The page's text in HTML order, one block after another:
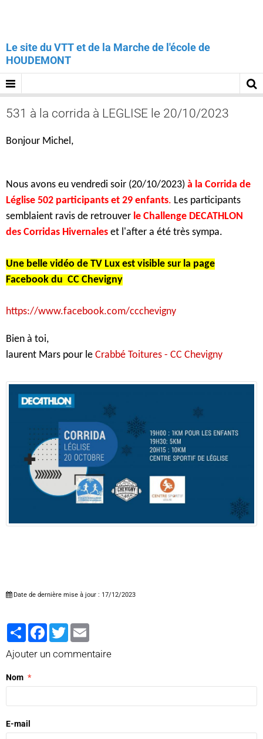
Le site du VTT et de la Marche de l'école de
HOUDEMONT
531 à la corrida à LEGLISE le 20/10/2023
Bonjour Michel,
Nous avons eu vendredi soir (20/10/2023) à la Corrida de
Léglise 502 participants et 29 enfants. Les participants
semblaient ravis de retrouver le Challenge DECATHLON
des Corridas Hivernales et l'after a été très sympa.
Une belle vidéo de TV Lux est visible sur la page
Facebook du CC Chevigny
https://www.facebook.com/ccchevigny
Bien à toi,
laurent Mars pour le Crabbé Toitures - CC Chevigny
Date de dernière mise à jour : 17/12/2023
PartagerFacebook
Twitter
Ajouter un commentaire
Nom
E-mail